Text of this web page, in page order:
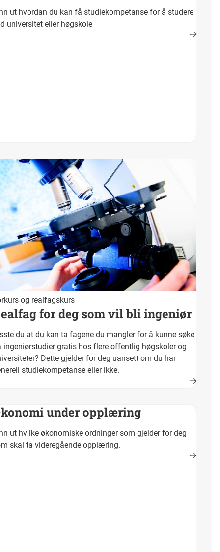
ut hvordan du kan få studiekompetanse for å studere
universitet eller høgskole
og realfagskurs
for deg som vil bli ingeniør
du at du kan ta fagene du mangler for å kunne søke
ingeniørstudier gratis hos flere offentlig høgskoler og
Dette gjelder for deg uansett om du har
studiekompetanse eller ikke.
under opplæring
ut hvilke økonomiske ordninger som gjelder for deg
skal ta videregående opplæring.